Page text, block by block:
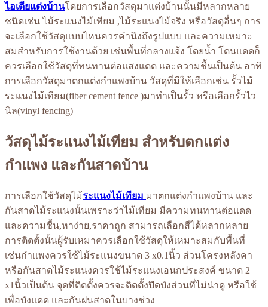
ไอเดียแต่งบ้านโดยการเลือกวัสดุมาแต่งบ้านนั้นมีหลากหลาย
ชนิดเช่น ไม้ระแนงไม้เทียม ,ไม้ระแนงไม้จริง หรือวัสดุอื่นๆ การ
จะเลือกใช้วัสดุแบบไหนควรคำนึงถึงรูปแบบ และความเหมาะ
สมสำหรับการใช้งานด้วย เช่นพื้นที่กลางแจ้ง โดยนํ้า โดนแดดก็
ควรเลือกใช้วัสดุที่ทนทานต่อแสงแดด และความชื้นเป็นต้น อาทิ
การเลือกวัสดุมาตกแต่งกำแพงบ้าน วัสดุที่มีให้เลือกเช่น รั้วไม้
ระแนงไม้เทียม(fiber cement fence )มาทำเป็นรั้ว หรือเลือกรั้วไว
นิล(vinyl fencing)
วัสดุไม้ระแนงไม้เทียม สำหรับตกแต่ง
กำแพง และกันสาดบ้าน
การเลือกใช้วัสดุไม้ระแนงไม้เทียม มาตกแต่งกำแพงบ้าน และ
กันสาดไม้ระแนงนั้นเพราะว่าไม้เทียม มีความทนทานต่อแดด
และความชื้น,หาง่าย,ราคาถูก สามารถเลือกสีได้หลากหลาย
การติดตั้งนั้นผู้รับเหมาควรเลือกใช้วัสดุให้เหมาะสมกับพื้นที่
เช่นกำแพงควรใช้ไม้ระแนงขนาด 3 x0.1นิ้ว ส่วนโครงหลังคา
หรือกันสาดไม้ระแนงควรใช้ไม้ระแนงเอนกประสงค์ ขนาด 2
x1นิ้วเป็นต้น จุดที่ติดตั้งควรจะติดตั้งปิดบังส่วนที่ไม่น่าดู หรือใช้
เพื่อบังแดด และกันฝนสาดในบางช่วง